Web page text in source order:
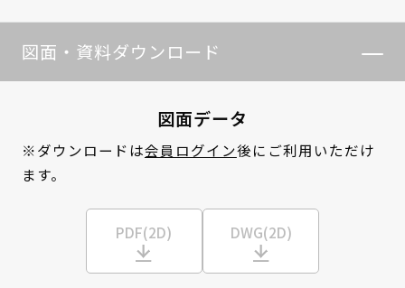
図面・資料ダウンロード
図面データ
※ダウンロードは会員ログイン後にご利用いただけ
ます。
PDF(2D) DWG(2D)